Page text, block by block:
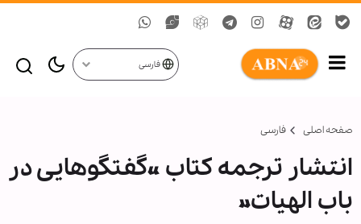
فارسی
صفحه اصلی فارسی
انتشار ترجمه کتاب «گفتگوهایی در
باب الهیات»